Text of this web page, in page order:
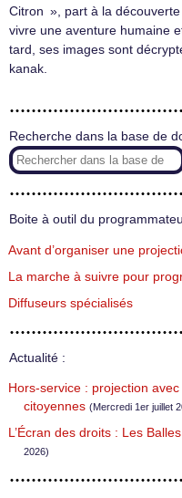
Citron », part à la
vivre une aventure humaine
tard, ses images sont
kanak.
Recherche dans la base de
Boite à outil du
Avant d’organiser une
La marche à suivre pour
Diffuseurs spécialisés
Actualité :
Hors-service : projection
citoyennes (Mercredi 1er juillet
L’Écran des droits : Les
2026)